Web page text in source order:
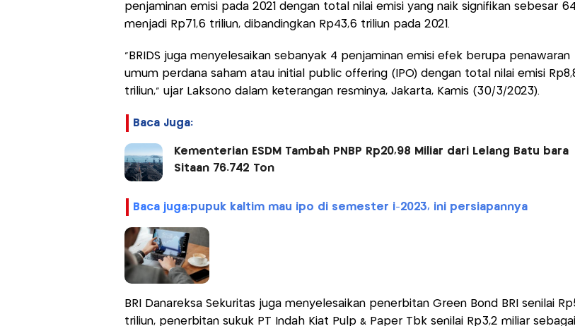
penjaminan emisi pada 2021 dengan total nilai emisi yang naik signifikan sebesar
menjadi Rp71,6 triliun, dibandingkan Rp43,6 triliun pada 2021.
"BRIDS juga menyelesaikan sebanyak 4 penjaminan emisi efek berupa penawaran
umum perdana saham atau initial public offering (IPO) dengan total nilai emisi
triliun," ujar Laksono dalam keterangan resminya, Jakarta, Kamis (30/3/2023).
Baca Juga:
Kementerian ESDM Tambah PNBP Rp20,98 Miliar dari Lelang Batu bara
Sitaan 76.742 Ton
baca juga:pupuk kaltim mau ipo di semester i-2023, ini persiapannya
BRI Danareksa Sekuritas juga menyelesaikan penerbitan Green Bond BRI senilai
triliun, penerbitan sukuk PT Indah Kiat Pulp & Paper Tbk senilai Rp3,2 miliar